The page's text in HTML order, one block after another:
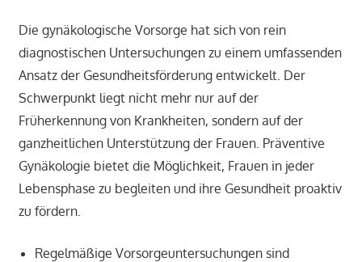
Die gynäkologische Vorsorge hat sich von rein
diagnostischen Untersuchungen zu einem umfassenden
Ansatz der Gesundheitsförderung entwickelt. Der
Schwerpunkt liegt nicht mehr nur auf der
Früherkennung von Krankheiten, sondern auf der
ganzheitlichen Unterstützung der Frauen. Präventive
Gynäkologie bietet die Möglichkeit, Frauen in jeder
Lebensphase zu begleiten und ihre Gesundheit proaktiv
zu fördern.
Regelmäßige Vorsorgeuntersuchungen sind